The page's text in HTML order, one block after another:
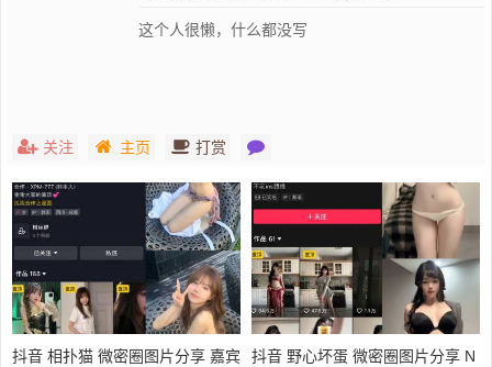
这个人很懒，什么都没写
关注 主页 打赏
抖音 相扑猫 微密圈图片分享 嘉宾
抖音 野心坏蛋 微密圈图片分享 N